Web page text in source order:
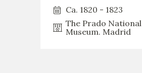
Ca. 1820 - 1823
The Prado National
Museum. Madrid